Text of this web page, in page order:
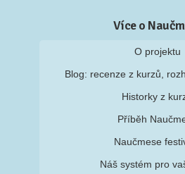
Více o
O projektu
Blog: recenze z kurzů,
Historky z
Příběh
Naučmese
Náš systém pro